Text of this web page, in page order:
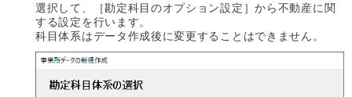
選択して、［勘定科目のオプション設定］から不動産に関
する設定を行います。
科目体系はデータ作成後に変更することはできません。